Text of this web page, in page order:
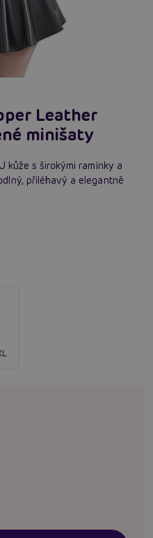
Leather
minišaty
kůže s širokými ramínky a
přiléhavý a elegantně